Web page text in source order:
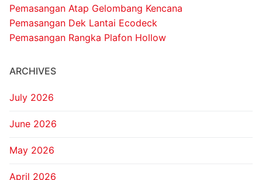
Pemasangan Atap Gelombang Kencana
Pemasangan Dek Lantai Ecodeck
Pemasangan Rangka Plafon Hollow
ARCHIVES
July 2026
June 2026
May 2026
April 2026